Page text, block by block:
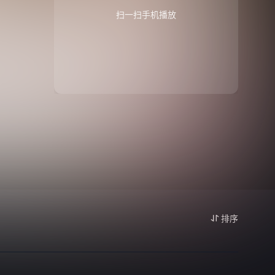
扫一扫手机播放
排序